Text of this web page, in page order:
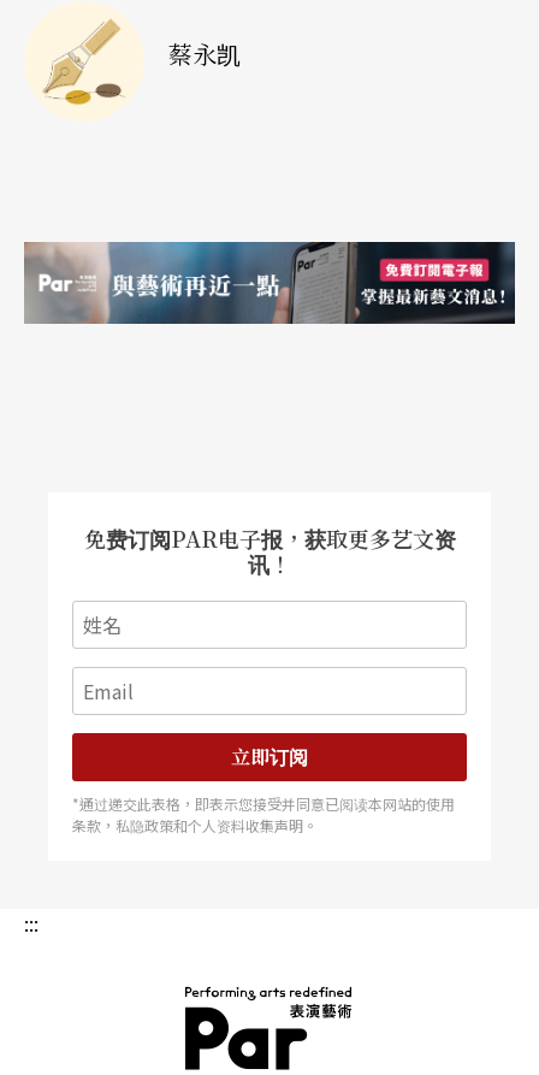
学却是与华格纳完全相左的。从他交响曲里的复音
结构来看，每个声部都具有自己的意义，很显然受
保持距离？
我喜欢指挥歌剧，但前提是工作条件必须是令我
乐。因为在音乐里，一切的讯息、情感都够清楚
了。所谓的剧场，在理想的情形之下，可以提升听
众对音乐的了解，但在这个时代，似乎愈来愈难遇
Q：如果现在以您所说的理想条件请您指挥歌剧，
我第一部指挥的歌剧是贝多芬的《费黛里欧》，
没有搭配剧场演出，仍然稳如泰山。我也喜欢莫札
有些新一点的作品也不错，像德布西的《佩利亚与
梅丽桑》，好棒的音乐！
蔡永凯
免费订阅PAR电子报，获取更多艺文资
讯！
立即订阅
*通过递交此表格，即表示您接受并同意已阅读本网站的使用
条款，私隐政策和个人资料收集声明。
:::